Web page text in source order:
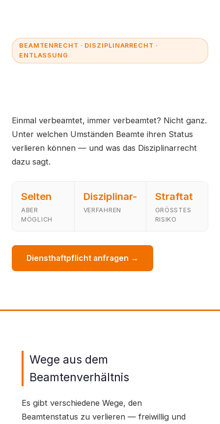
BEAMTENRECHT · DISZIPLINARRECHT ·
ENTLASSUNG
Einmal verbeamtet, immer verbeamtet? Nicht ganz.
Unter welchen Umständen Beamte ihren Status
verlieren können — und was das Disziplinarrecht
dazu sagt.
Selten
ABER
MÖGLICH
Disziplinar-
VERFAHREN
Straftat
GRÖSSTES R
ISIKO
Diensthaftpflicht anfragen →
Wege aus dem
Beamtenverhältnis
Es gibt verschiedene Wege, den
Beamtenstatus zu verlieren — freiwillig und